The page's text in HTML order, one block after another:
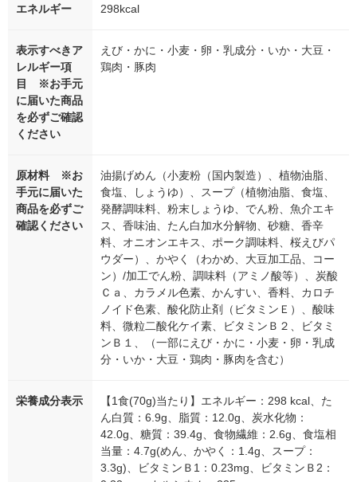
エネルギー 298kcal
表示すべきア
レルギー項
目 ※お手元
に届いた商品
を必ずご確認
ください
えび・かに・小麦・卵・乳成分・いか・大豆・
鶏肉・豚肉
原材料 ※お
手元に届いた
商品を必ずご
確認ください
油揚げめん（小麦粉（国内製造）、植物油脂、
食塩、しょうゆ）、スープ（植物油脂、食塩、
発酵調味料、粉末しょうゆ、でん粉、魚介エキ
ス、香味油、たん白加水分解物、砂糖、香辛
料、オニオンエキス、ポーク調味料、桜えびパ
ウダー）、かやく（わかめ、大豆加工品、コー
ン）/加工でん粉、調味料（アミノ酸等）、炭酸
Ｃａ、カラメル色素、かんすい、香料、カロチ
ノイド色素、酸化防止剤（ビタミンＥ）、酸味
料、微粒二酸化ケイ素、ビタミンＢ２、ビタミ
ンＢ１、（一部にえび・かに・小麦・卵・乳成
分・いか・大豆・鶏肉・豚肉を含む）
栄養成分表示
【1食(70g)当たり】エネルギー：298 kcal、た
ん白質：6.9g、脂質：12.0g、炭水化物：
42.0g、糖質：39.4g、食物繊維：2.6g、食塩相
当量：4.7g(めん、かやく：1.4g、スープ：
3.3g)、ビタミンＢ1：0.23mg、ビタミンＢ2：